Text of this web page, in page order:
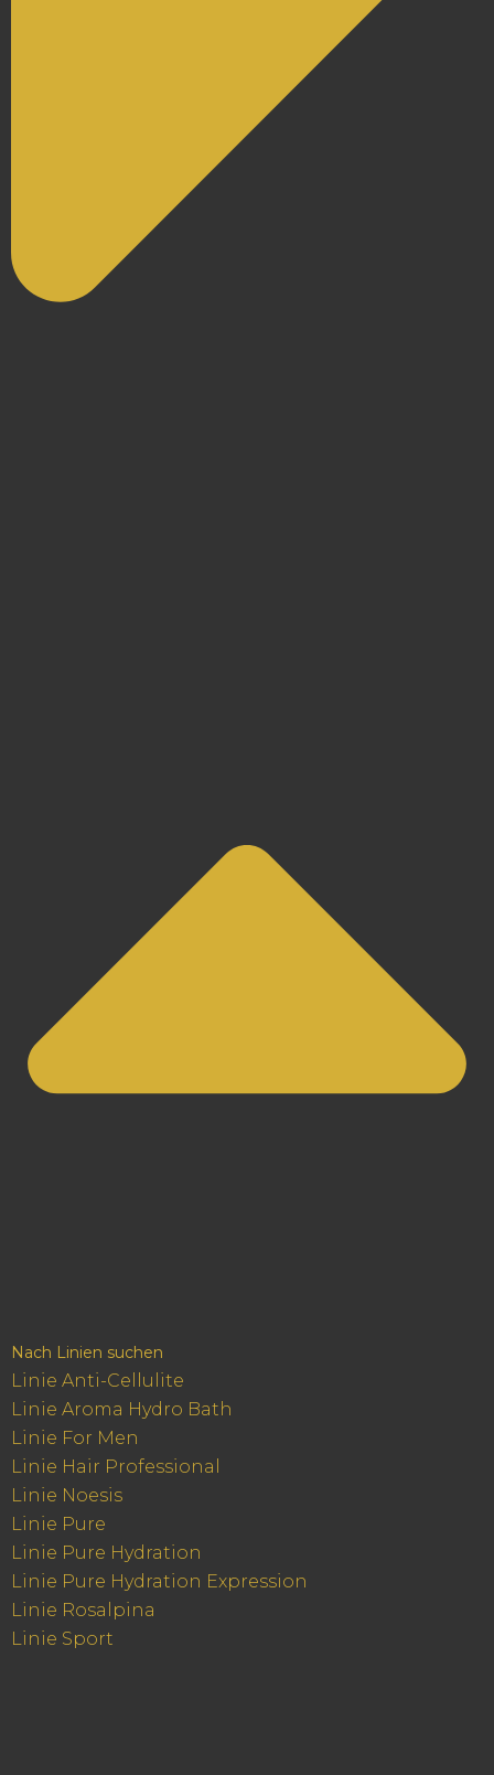
Nach Linien suchen
Linie Anti-Cellulite
Linie Aroma Hydro Bath
Linie For Men
Linie Hair Professional
Linie Noesis
Linie Pure
Linie Pure Hydration
Linie Pure Hydration Expression
Linie Rosalpina
Linie Sport